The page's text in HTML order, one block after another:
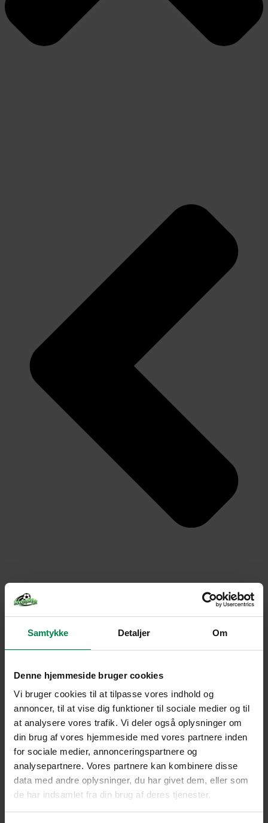
Samtykke Detaljer Om
Denne hjemmeside bruger cookies
Vi bruger cookies til at tilpasse vores indhold og
annoncer, til at vise dig funktioner til sociale medier og til
at analysere vores trafik. Vi deler også oplysninger om
din brug af vores hjemmeside med vores partnere inden
for sociale medier, annonceringspartnere og
analysepartnere. Vores partnere kan kombinere disse
data med andre oplysninger, du har givet dem, eller som
de har indsamlet fra din brug af deres tjenester.